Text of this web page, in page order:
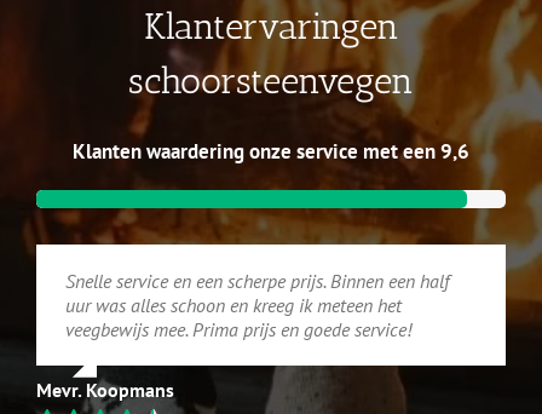
Klantervaringen
schoorsteenvegen
Klanten waardering onze service met een 9,6
Snelle service en een scherpe prijs. Binnen een half
uur was alles schoon en kreeg ik meteen het
veegbewijs mee. Prima prijs en goede service!
Mevr. Koopmans